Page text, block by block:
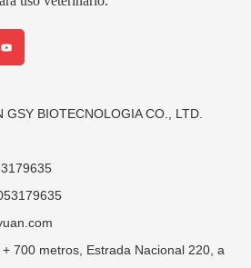
GSY BIOTECNOLOGIA CO., LTD.
+ 700 metros, Estrada Nacional 220, a